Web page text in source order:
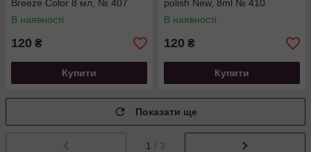
Breeze Color 8 мл, № 407
В наявності
120 ₴
Купити
polish New, 8ml № 410
В наявності
120 ₴
Купити
Показати ще
1 / 3